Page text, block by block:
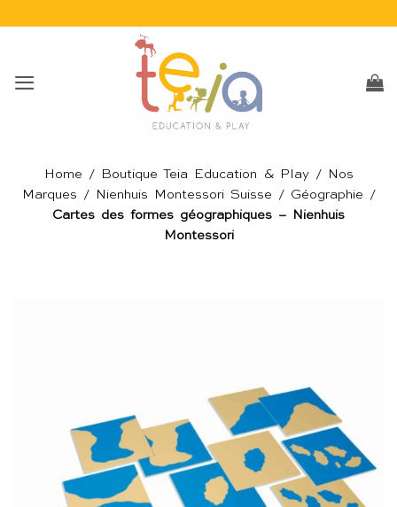
Home / Boutique Teia Education & Play/
Nos
Marques / Nienhuis Montessori Suisse / Géographie /
Cartes des formes géographiques – Nienhuis
Montessori